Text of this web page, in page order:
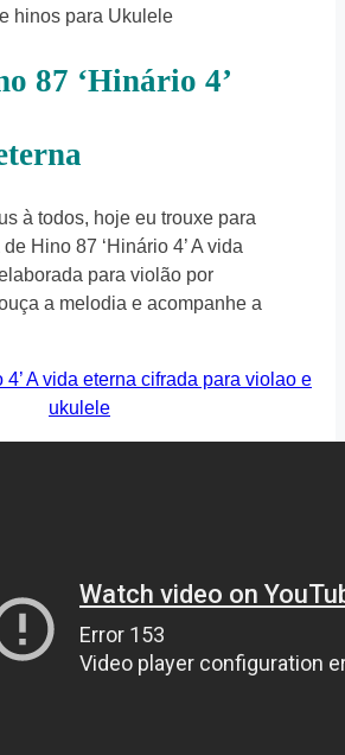
hinos para Ukulele
87 ‘Hinário 4’
à todos, hoje eu trouxe para
Hino 87 ‘Hinário 4’ A vida
para violão por
a melodia e acompanhe a